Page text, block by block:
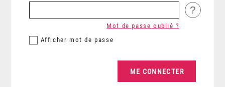
?
Afficher mot de passe
Mot de passe oublié ?